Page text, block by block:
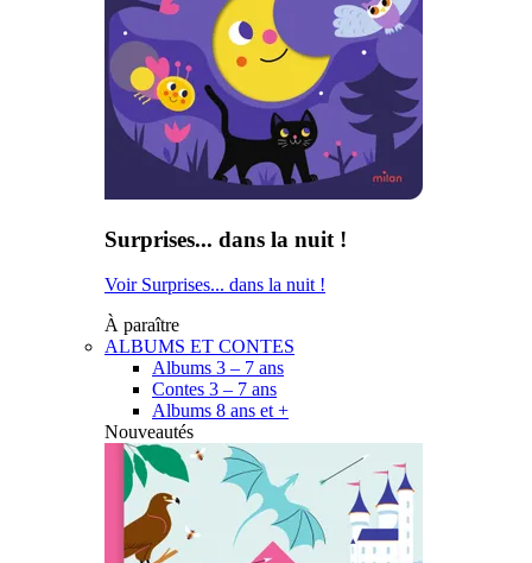
Surprises... dans la nuit !
Voir Surprises... dans la nuit !
À paraître
ALBUMS ET CONTES
Albums 3 – 7 ans
Contes 3 – 7 ans
Albums 8 ans et +
Nouveautés